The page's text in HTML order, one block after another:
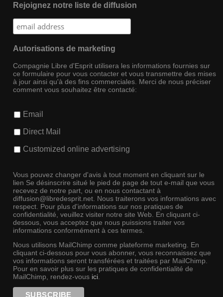
Rejoignez notre liste de diffusion
Autorisations de marketing
Compagnie Libre d'Esprit utilisera les informations fournies sur
ce formulaire pour vous contacter et vous transmettre des mises
à jour ainsi qu'à des fins commerciales. Merci de nous préciser
comment vous souhaitez être contacté:
Email
Direct Mail
Customized online advertising
Vous pouvez changer d'avis à tout moment en cliquant sur le
lien Se désinscrire situé le pied de page de tout e-mail que vous
recevez de notre part, ou en nous contactant à
diffusion@libredesprit.net. Nous traiterons vos informations avec
respect. Pour plus d'informations sur nos pratiques de
confidentialité, veuillez visiter notre site Web. En cliquant ci-
dessous, vous acceptez que nous puissions traiter vos
informations conformément à ces termes.
Nous utilisons MailChimp comme plateforme marketing. En
cliquant ci-dessous pour vous abonner, vous reconnaissez que
vos informations seront transférées et traitées par MailChimp.
Pour en savoir plus sur les pratiques de confidentialité de
MailChimp, rendez-vous ici.